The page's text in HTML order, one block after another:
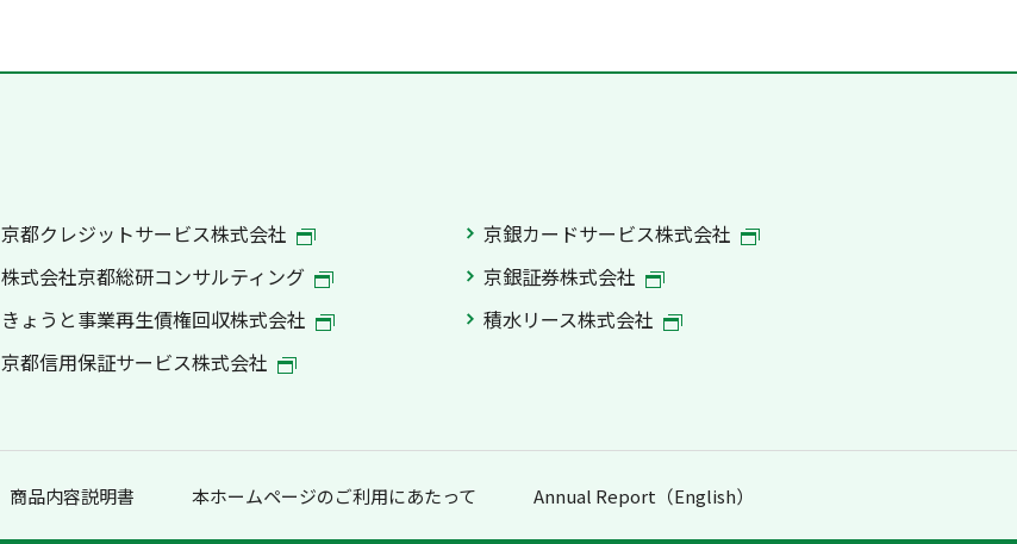
京都クレジットサービス株式会社
京銀カードサービス株式会社
株式会社京都総研コンサルティング
京銀証券株式会社
きょうと事業再生債権回収株式会社
積水リース株式会社
京都信用保証サービス株式会社
商品内容説明書 本ホームページのご利用にあたって Annual Report（English）